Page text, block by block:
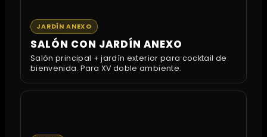
JARDÍN ANEXO
SALÓN CON JARDÍN ANEXO
Salón principal + jardín exterior para cocktail de
bienvenida. Para XV doble ambiente.